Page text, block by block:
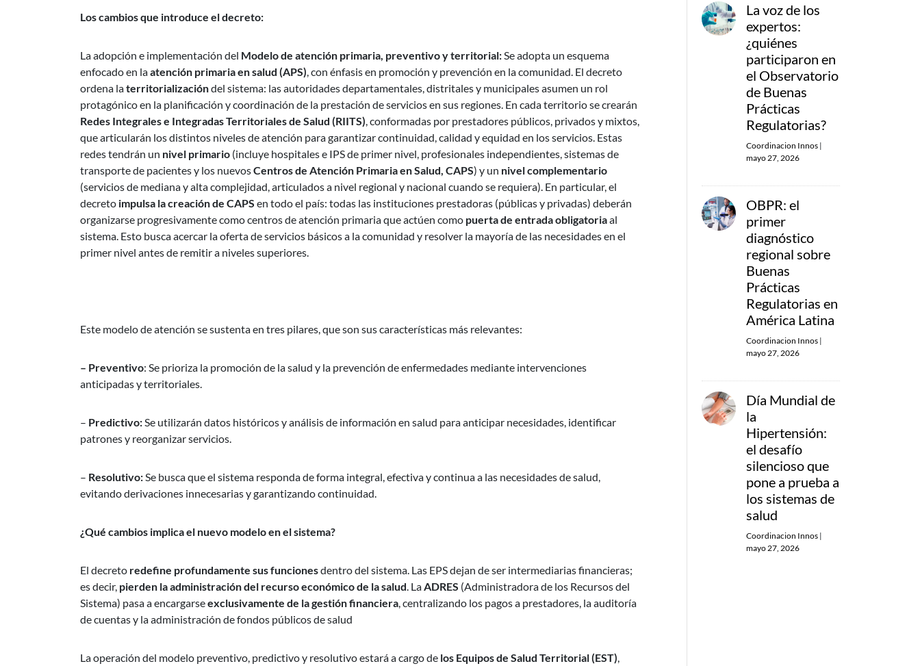
Los cambios que introduce el decreto:
La adopción e implementación del Modelo de atención primaria, preventivo y territorial: Se adopta un esquema
enfocado en laatención primaria en salud (APS) , con énfasis en promoción y prevención en la comunidad. El decreto
ordena laterritorializacióndel sistema: las autoridades departamentales, distritales y municipales asumen un rol
protagónico en la planificación y coordinación de la prestación de servicios en sus regiones. En cada territorio se crearán
Redes Integrales e Integradas Territoriales de Salud (RIITS) , conformadas por prestadores públicos, privados y mixtos,
que articularán los distintos niveles de atención para garantizar continuidad, calidad y equidad en los servicios. Estas
redes tendrán un nivel primario (incluye hospitales e IPS de primer nivel, profesionales independientes, sistemas de
transporte de pacientes y los nuevosCentros de Atención Primaria en Salud, CAPS) y un nivel complementario
(servicios de mediana y alta complejidad, articulados a nivel regional y nacional cuando se requiera). En particular, el
decreto impulsa la creación de CAPS en todo el país: todas las instituciones prestadoras (públicas y privadas) deberán
organizarse progresivamente como centros de atención primaria que actúen como puerta de entrada obligatoriaal
sistema. Esto busca acercar la oferta de servicios básicos a la comunidad y resolver la mayoría de las necesidades en el
primer nivel antes de remitir a niveles superiores.
Este modelo de atención se sustenta en tres pilares, que son sus características más relevantes:
– Preventivo: Se prioriza la promoción de la salud y la prevención de enfermedades mediante intervenciones
anticipadas y territoriales.
– Predictivo: Se utilizarán datos históricos y análisis de información en salud para anticipar necesidades, identificar
patrones y reorganizar servicios.
– Resolutivo: Se busca que el sistema responda de forma integral, efectiva y continua a las necesidades de salud,
evitando derivaciones innecesarias y garantizando continuidad.
¿Qué cambios implica el nuevo modelo en el sistema?
El decreto redefine profundamente sus funcionesdentro del sistema. Las EPS dejan de ser intermediarias financieras;
es decir, pierden la administración del recurso económico de la salud . La ADRES (Administradora de los Recursos del
Sistema) pasa a encargarseexclusivamente de la gestión financiera , centralizando los pagos a prestadores, la auditoría
de cuentas y la administración de fondos públicos de salud
La operación del modelo preventivo, predictivo y resolutivo estará a cargo de los Equipos de Salud Territorial (EST)
La voz de los
expertos:
¿quiénes
participaron en
el Observatorio
de Buenas
Prácticas
Regulatorias?
Coordinacion Innos |
mayo 27, 2026
OBPR: el
primer
diagnóstico
regional sobre
Buenas
Prácticas
Regulatorias en
América Latina
Coordinacion Innos |
mayo 27, 2026
Día Mundial de
la
Hipertensión:
el desafío
silencioso que
pone a prueba a
los sistemas de
salud
Coordinacion Innos |
mayo 27, 2026